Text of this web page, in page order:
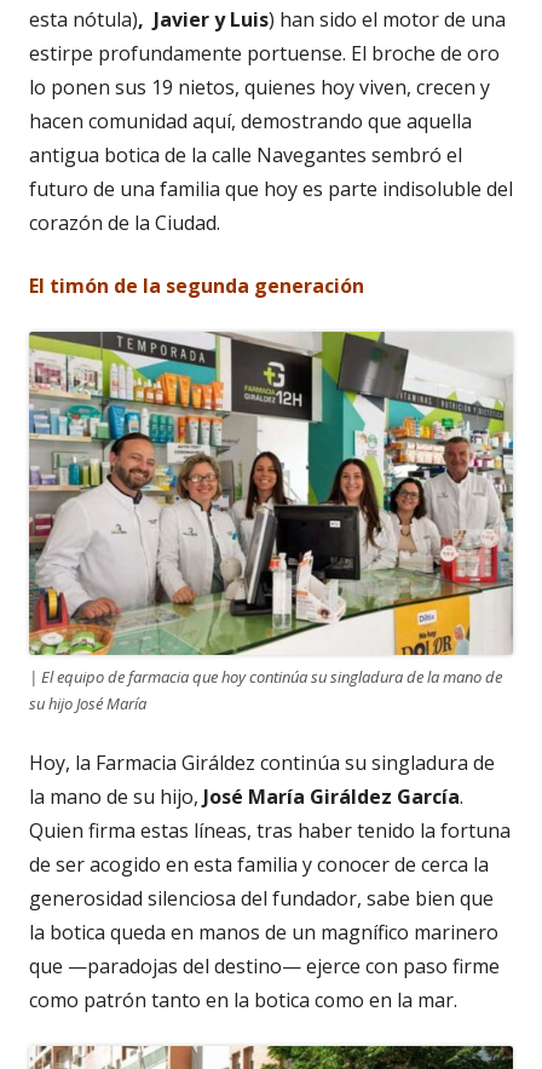
esta nótula), Javier y Luis) han sido el motor de una
estirpe profundamente portuense. El broche de oro
lo ponen sus 19 nietos, quienes hoy viven, crecen y
hacen comunidad aquí, demostrando que aquella
antigua botica de la calle Navegantes sembró el
futuro de una familia que hoy es parte indisoluble del
corazón de la Ciudad.
El timón de la segunda generación
| El equipo de farmacia que hoy continúa su singladura de la mano de
su hijo José María
Hoy, la Farmacia Giráldez continúa su singladura de
la mano de su hijo, José María Giráldez García.
Quien firma estas líneas, tras haber tenido la fortuna
de ser acogido en esta familia y conocer de cerca la
generosidad silenciosa del fundador, sabe bien que
la botica queda en manos de un magnífico marinero
que —paradojas del destino— ejerce con paso firme
como patrón tanto en la botica como en la mar.